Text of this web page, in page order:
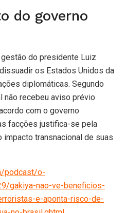
do governo
do presidente Luiz
os Estados Unidos da
diplomáticas. Segundo
não recebeu aviso prévio
com o governo
facções justifica-se pela
transnacional de suas
podcast/o-
gakiya-nao-ve-beneficios-
e-aponta-risco-de-